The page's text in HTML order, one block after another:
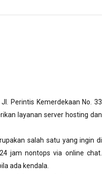
Perintis Kemerdekaan No. 33
layanan server hosting dan
salah satu yang ingin di
jam nontops via online chat.
ada kendala.